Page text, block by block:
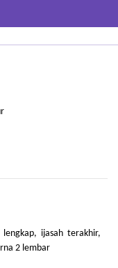
ijasah terakhir,
2 lembar